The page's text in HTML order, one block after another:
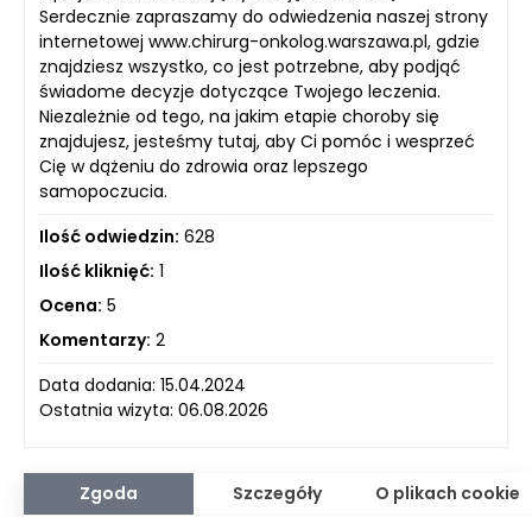
Serdecznie zapraszamy do odwiedzenia naszej strony
internetowej www.chirurg-onkolog.warszawa.pl, gdzie
znajdziesz wszystko, co jest potrzebne, aby podjąć
świadome decyzje dotyczące Twojego leczenia.
Niezależnie od tego, na jakim etapie choroby się
znajdujesz, jesteśmy tutaj, aby Ci pomóc i wesprzeć
Cię w dążeniu do zdrowia oraz lepszego
samopoczucia.
Ilość odwiedzin: 628
Ilość kliknięć: 1
Ocena: 5
Komentarzy: 2
Data dodania: 15.04.2024
Ostatnia wizyta: 06.08.2026
Zgoda Szczegóły O plikach cookie